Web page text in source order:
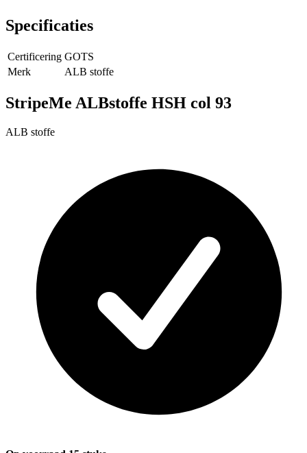
Specificaties
Certificering GOTS
Merk
ALB stoffe
StripeMe ALBstoffe HSH col 93
ALB stoffe